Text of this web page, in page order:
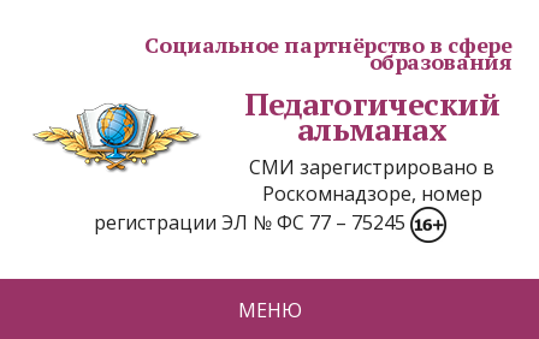
Социальное партнёрство в сфере
образования
Педагогический
альманах
СМИ зарегистрировано в
Роскомнадзоре, номер
регистрации ЭЛ № ФС 77 – 75245
МЕНЮ